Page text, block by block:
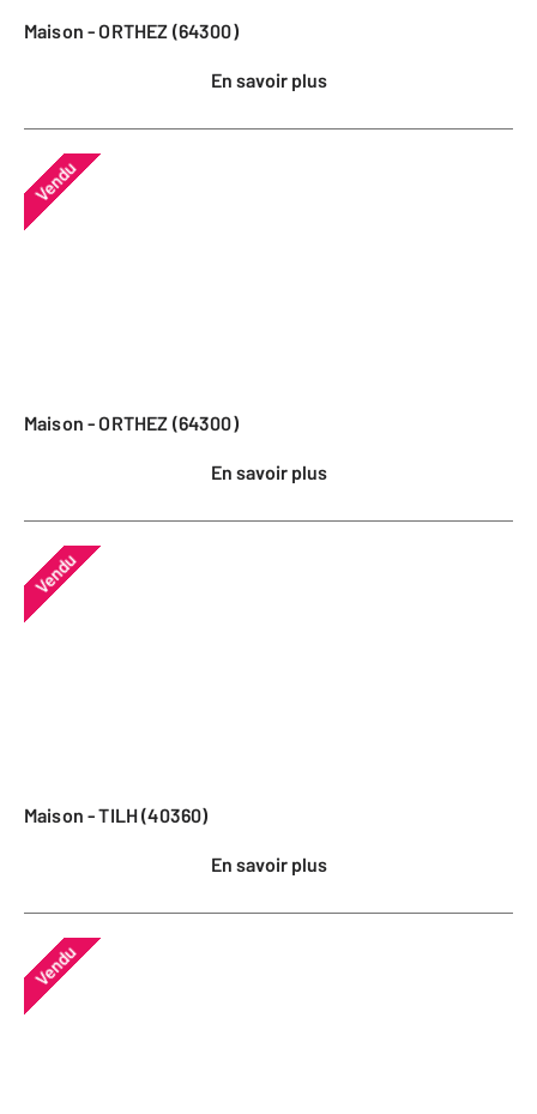
Maison - ORTHEZ (64300)
En savoir plus
Vendu
Maison - ORTHEZ (64300)
En savoir plus
Vendu
Maison - TILH (40360)
En savoir plus
Vendu